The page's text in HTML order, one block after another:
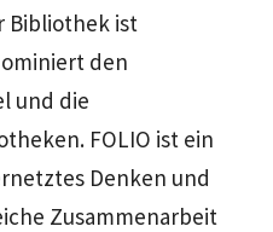
Bibliothek ist
den
und die
FOLIO ist ein
Denken und
Zusammenarbeit